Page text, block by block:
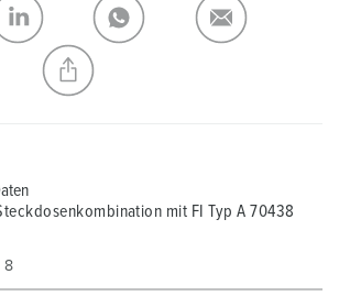
mit FI Typ A 70438
8